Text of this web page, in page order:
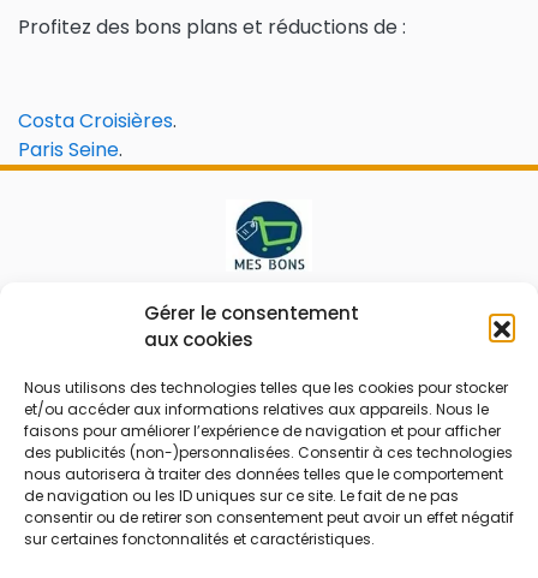
Gérer le consentement
aux cookies
Nous utilisons des technologies telles que les cookies pour stocker
et/ou accéder aux informations relatives aux appareils. Nous le
faisons pour améliorer l’expérience de navigation et pour afficher
des publicités (non-)personnalisées. Consentir à ces technologies
nous autorisera à traiter des données telles que le comportement
de navigation ou les ID uniques sur ce site. Le fait de ne pas
consentir ou de retirer son consentement peut avoir un effet négatif
sur certaines fonctonnalités et caractéristiques.
Profitez des bons plans et réductions de :
Costa Croisières.
Paris Seine.
Le prix peut être réduit !
FAQ
Qui sommes nous
Contactez-nous
Mentions légales
Code réduction
Bons plans
Soldes
French Days